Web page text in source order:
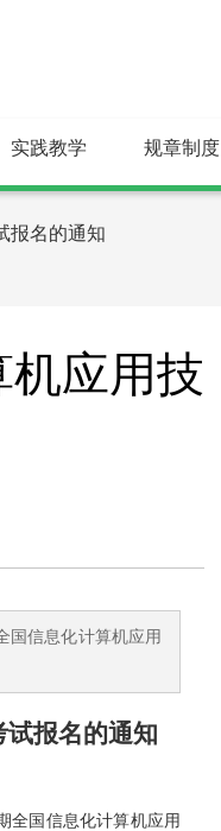
实践教学 规章制度
报名的通知
机应用技
国信息化计算机应用
试报名的通知
全国信息化计算机应用